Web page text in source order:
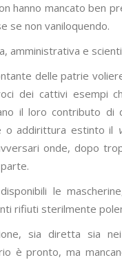
hanno mancato ben
se non vaniloquendo.
amministrativa e
delle patrie
dei cattivi esempi
il loro contributo
o addirittura estinto il
onde, dopo
le
rifiuti sterilmente
sia diretta sia nei
è pronto, ma